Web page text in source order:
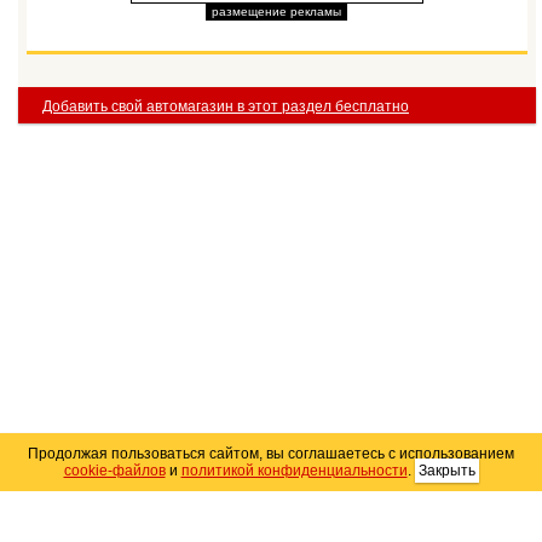
размещение рекламы
Добавить свой автомагазин в этот раздел бесплатно
Продолжая пользоваться сайтом, вы соглашаетесь с использованием
cookie-файлови политикой конфиденциальности. Закрыть